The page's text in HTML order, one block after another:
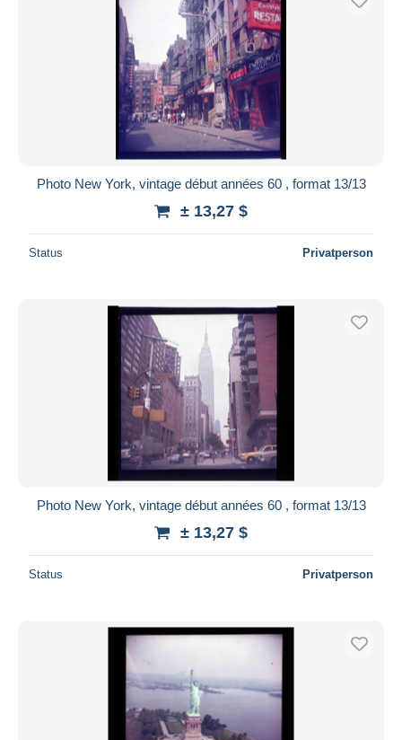
Photo New York, vintage début années 60 , format 13/13
± 13,27 $
Status Privatperson
Photo New York, vintage début années 60 , format 13/13
± 13,27 $
Status Privatperson